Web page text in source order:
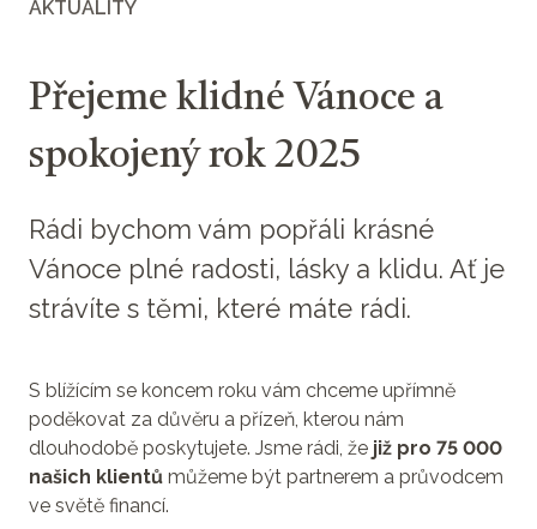
AKTUALITY
Přejeme klidné Vánoce a
spokojený rok 2025
Rádi bychom vám popřáli krásné
Vánoce plné radosti, lásky a klidu. Ať je
strávíte s těmi, které máte rádi.
S blížícím se koncem roku vám chceme upřímně
poděkovat za důvěru a přízeň, kterou nám
dlouhodobě poskytujete. Jsme rádi, že již pro 75 000
našich klientů můžeme být partnerem a průvodcem
ve světě financí.